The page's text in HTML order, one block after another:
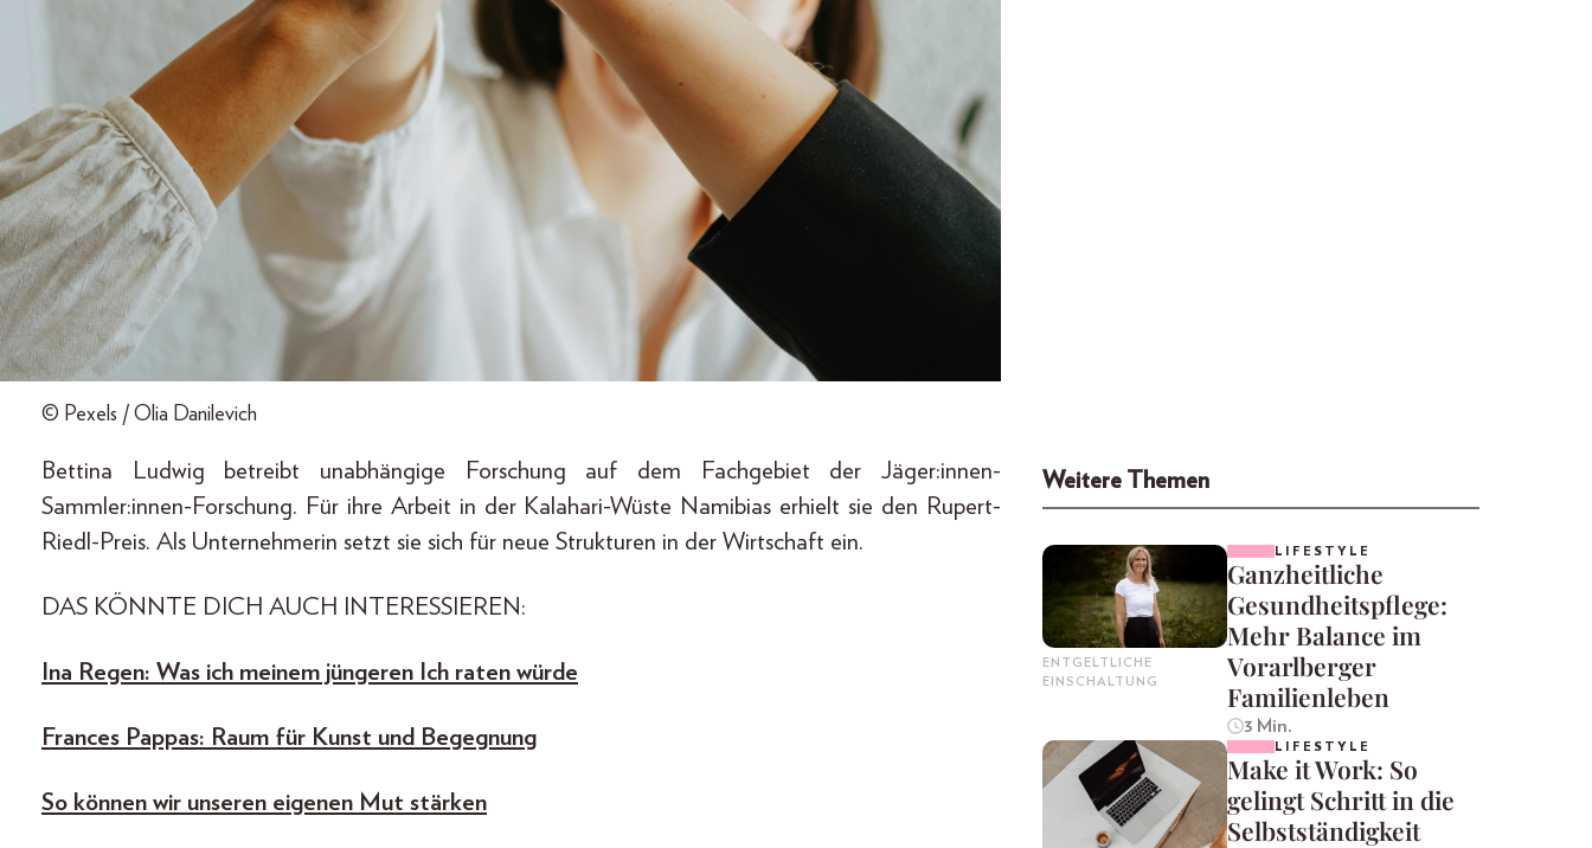
© Pexels / Olia Danilevich
Bettina Ludwig betreibt unabhängige Forschung auf dem Fachgebiet der Jäger:innen-
Sammler:innen-Forschung. Für ihre Arbeit in der Kalahari-Wüste Namibias erhielt sie den Rupert-
Riedl-Preis. Als Unternehmerin setzt sie sich für neue Strukturen in der Wirtschaft ein.
DAS KÖNNTE DICH AUCH INTERESSIEREN:
Ina Regen: Was ich meinem jüngeren Ich raten würde
Frances Pappas: Raum für Kunst und Begegnung
So können wir unseren eigenen Mut stärken
Weitere Themen
ENTGELTLICHE
EINSCHALTUNG
LIFESTYLE
Ganzheitliche
Gesundheitspflege:
Mehr Balance im
Vorarlberger
Familienleben
3 Min.
LIFESTYLE
Make it Work: So
gelingt Schritt in die
Selbstständigkeit